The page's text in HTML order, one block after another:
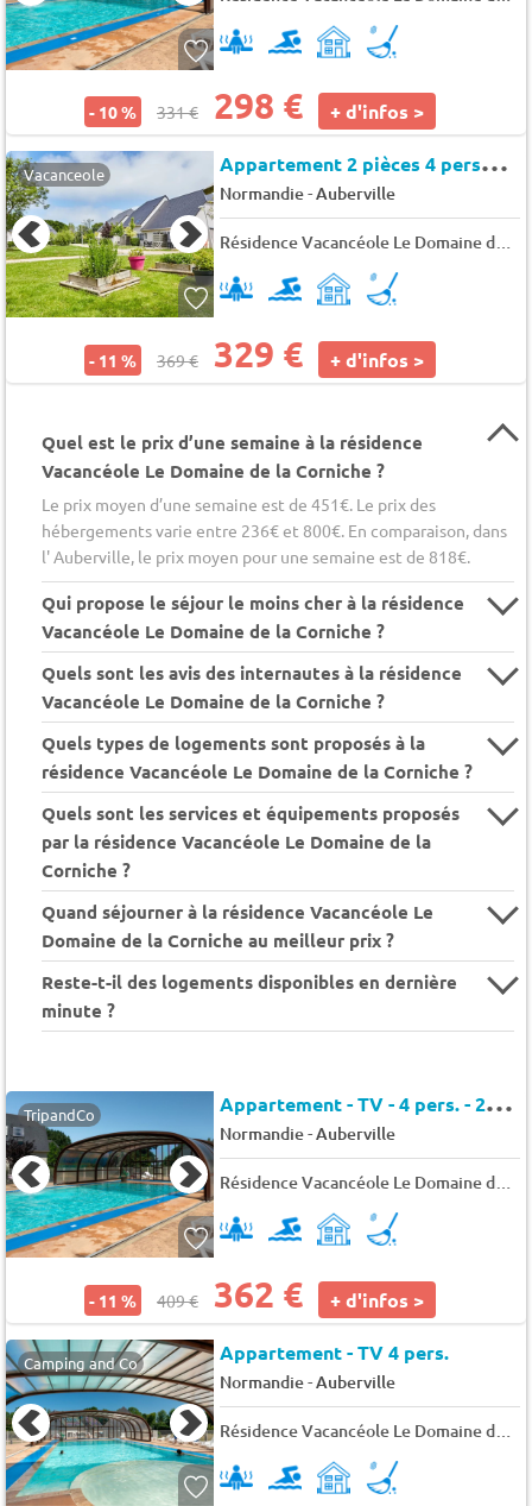
- 10 % 331 € 298 € + d'infos >
Vacanceole A
ppartement 2 pièces 4 personnes
Normandie-Auberville
Résidence Vacancéole Le Domaine de la Corniche
- 11 % 369 € 329 € + d'infos >
Quel est le prix d’une semaine à la résidence
Vacancéole Le Domaine de la Corniche ?
Le prix moyen d’une semaine est de 451€. Le prix des
hébergements varie entre 236€ et 800€. En comparaison, dans
l' Auberville, le prix moyen pour une semaine est de 818€.
Qui propose le séjour le moins cher à la résidence
Vacancéole Le Domaine de la Corniche ?
Quels sont les avis des internautes à la résidence
Vacancéole Le Domaine de la Corniche ?
Quels types de logements sont proposés à la
résidence Vacancéole Le Domaine de la Corniche ?
Quels sont les services et équipements proposés
par la résidence Vacancéole Le Domaine de la
Corniche ?
Quand séjourner à la résidence Vacancéole Le
Domaine de la Corniche au meilleur prix ?
Reste-t-il des logements disponibles en dernière
minute ?
TripandCo A
ppartement - TV - 4 pers. - 27m2 - Animaux admis
Normandie-Auberville
Résidence Vacancéole Le Domaine de la Corniche
- 11 % 409 € 362 € + d'infos >
Camping and Co Appartement - TV 4 pers.
Normandie-Auberville
Résidence Vacancéole Le Domaine de la Corniche